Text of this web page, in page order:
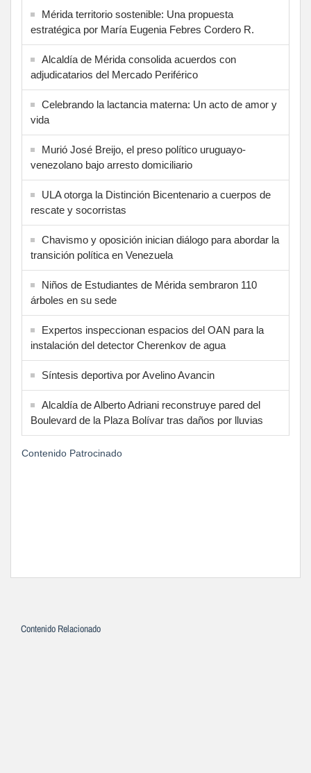
Mérida territorio sostenible: Una propuesta
estratégica por María Eugenia Febres Cordero R.
Alcaldía de Mérida consolida acuerdos con
adjudicatarios del Mercado Periférico
Celebrando la lactancia materna: Un acto de amor y
vida
Murió José Breijo, el preso político uruguayo-
venezolano bajo arresto domiciliario
ULA otorga la Distinción Bicentenario a cuerpos de
rescate y socorristas
Chavismo y oposición inician diálogo para abordar la
transición política en Venezuela
Niños de Estudiantes de Mérida sembraron 110
árboles en su sede
Expertos inspeccionan espacios del OAN para la
instalación del detector Cherenkov de agua
Síntesis deportiva por Avelino Avancin
Alcaldía de Alberto Adriani reconstruye pared del
Boulevard de la Plaza Bolívar tras daños por lluvias
Contenido Patrocinado
Contenido Relacionado